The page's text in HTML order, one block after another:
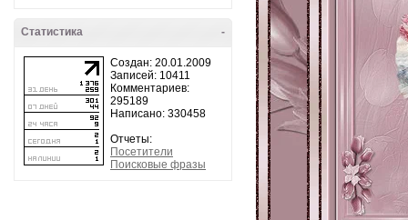
-
Статистика
Создан: 20.01.2009
Записей: 10411
Комментариев:
295189
Написано: 330458
Отчеты:
Посетители
Поисковые фразы